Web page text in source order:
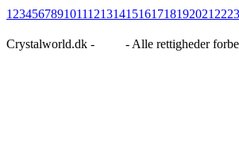
1 23456789101112131415161718192021 2223
Crystalworld.dk - - Alle rettigheder